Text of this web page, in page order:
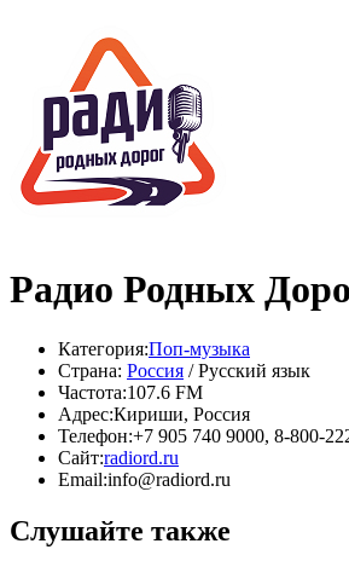
Радио Родных
Категория:Поп-музыка
Страна: Россия / Русский язык
Частота:107.6 FM
Адрес:Кириши, Россия
Телефон:+7 905 740 9000, 8-800-
Сайт:radiord.ru
Email:info@radiord.ru
Слушайте также